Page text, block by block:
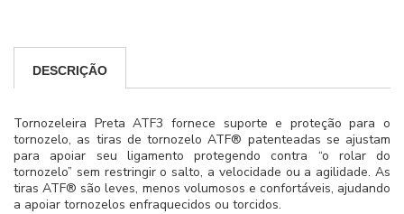
DESCRIÇÃO
Tornozeleira Preta ATF3 fornece suporte e proteção para o
tornozelo, as tiras de tornozelo ATF® patenteadas se ajustam
para apoiar seu ligamento protegendo contra “o rolar do
tornozelo” sem restringir o salto, a velocidade ou a agilidade. As
tiras ATF® são leves, menos volumosos e confortáveis, ajudando
a apoiar tornozelos enfraquecidos ou torcidos.